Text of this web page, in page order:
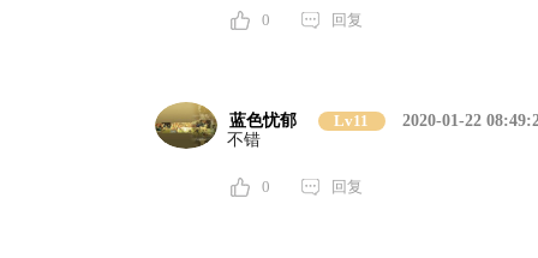
0 回复
蓝色忧郁 Lv11
2020-01-22
不错
0 回复